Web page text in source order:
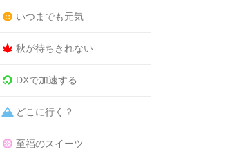
いつまでも元気
秋が待ちきれない
DXで加速する
どこに行く？
至福のスイーツ